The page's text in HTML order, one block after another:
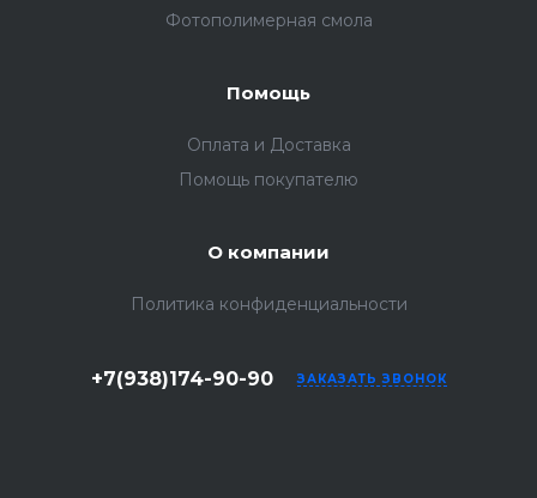
Фотополимерная смола
Помощь
Оплата и Доставка
Помощь покупателю
О компании
Политика конфиденциальности
+7(938)174-90-90 ЗАКАЗАТЬ ЗВОНОК